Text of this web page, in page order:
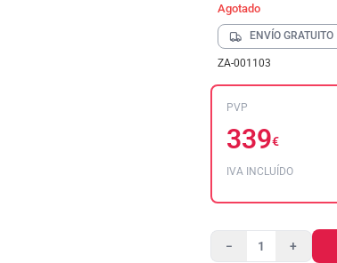
Agotado
ENVÍO GRATUITO
ZA-001103
PVP
339€
IVA INCLUÍDO
− +